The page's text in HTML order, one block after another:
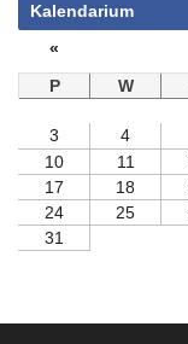
Kalendarium
«
P
W
3
4
10
11
17
18
24
25
31